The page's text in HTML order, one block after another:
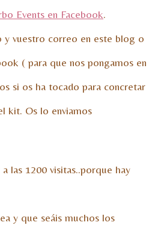
Events en Facebook.
y vuestro correo en este blog o
( para que nos pongamos en
si os ha tocado para concretar
kit. Os lo enviamos
las 1200 visitas..porque hay
y que seáis muchos los